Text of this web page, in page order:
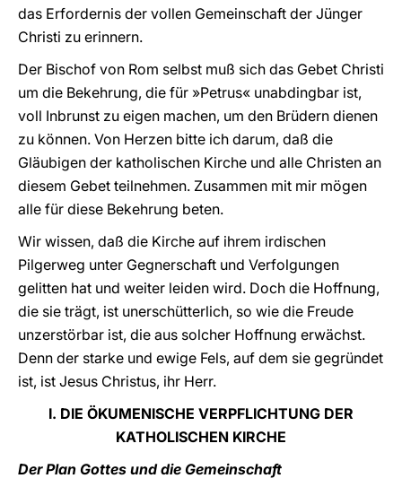
das Erfordernis der vollen Gemeinschaft der Jünger
Christi zu erinnern.
Der Bischof von Rom selbst muß sich das Gebet Christi
um die Bekehrung, die für »Petrus« unabdingbar ist,
voll Inbrunst zu eigen machen, um den Brüdern dienen
zu können. Von Herzen bitte ich darum, daß die
Gläubigen der katholischen Kirche und alle Christen an
diesem Gebet teilnehmen. Zusammen mit mir mögen
alle für diese Bekehrung beten.
Wir wissen, daß die Kirche auf ihrem irdischen
Pilgerweg unter Gegnerschaft und Verfolgungen
gelitten hat und weiter leiden wird. Doch die Hoffnung,
die sie trägt, ist unerschütterlich, so wie die Freude
unzerstörbar ist, die aus solcher Hoffnung erwächst.
Denn der starke und ewige Fels, auf dem sie gegründet
ist, ist Jesus Christus, ihr Herr.
I. DIE ÖKUMENISCHE VERPFLICHTUNG DER
KATHOLISCHEN KIRCHE
Der Plan Gottes und die Gemeinschaft